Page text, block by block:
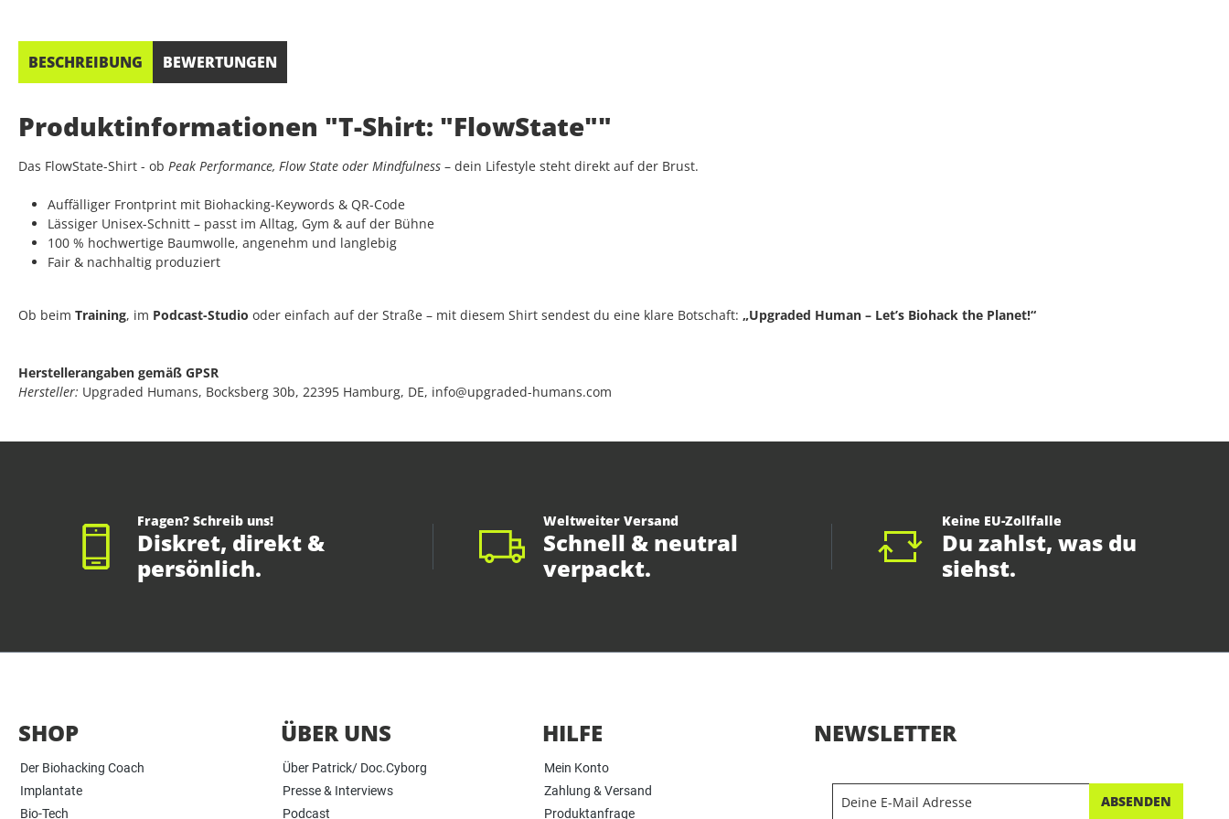
BESCHREIBUNG BEWERTUNGEN
Produktinformationen "T-Shirt: "FlowState""
Das FlowState-Shirt - ob Peak Performance, Flow State oder Mindfulness – dein Lifestyle steht direkt auf der Brust.
Auffälliger Frontprint mit Biohacking-Keywords & QR-Code
Lässiger Unisex-Schnitt – passt im Alltag, Gym & auf der Bühne
100 % hochwertige Baumwolle, angenehm und langlebig
Fair & nachhaltig produziert
Ob beim Training, im Podcast-Studio oder einfach auf der Straße – mit diesem Shirt sendest du eine klare Botschaft: „Upgraded Human – Let’s Biohack the Planet!“
Herstellerangaben gemäß GPSR
Hersteller: Upgraded Humans, Bocksberg 30b, 22395 Hamburg, DE, info@upgraded-humans.com
Fragen? Schreib uns!
Diskret, direkt &
persönlich.
Weltweiter Versand
Schnell & neutral
verpackt.
Keine EU-Zollfalle
Du zahlst, was du
siehst.
SHOP
Der Biohacking Coach
Implantate
Bio-Tech
ÜBER UNS
Über Patrick/ Doc.Cyborg
Presse & Interviews
Podcast
HILFE
Mein Konto
Zahlung & Versand
Produktanfrage
NEWSLETTER
ABSENDEN